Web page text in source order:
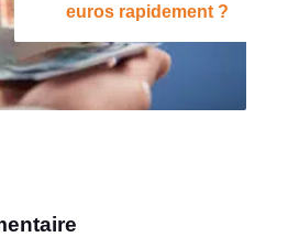
euros rapidement ?